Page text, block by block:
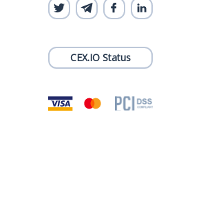
CEX.IO Status